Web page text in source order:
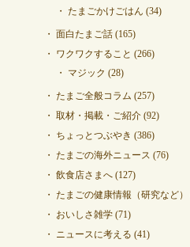
たまごかけごはん (34)
面白たまご話(165)
ワクワクすること (266)
マジック (28)
たまご全般コラム (257)
取材・掲載・ご紹介(92)
ちょっとつぶやき (386)
たまごの海外ニュース (76)
飲食店さまへ(127)
たまごの健康情報（研究など）
おいしさ雑学(71)
ニュースに考える (41)